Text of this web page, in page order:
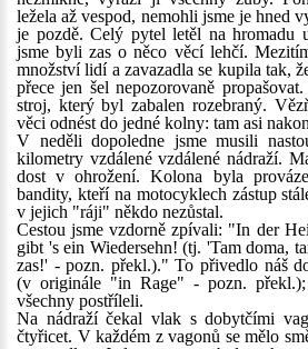
ležela až vespod, nemohli jsme je hned
je pozdě. Celý pytel letěl na hromadu
jsme byli zas o něco věcí lehčí.
množství lidí a zavazadla se kupila tak,
přece jen šel nepozorovaně
stroj, který byl zabalen rozebraný.
věci odnést do jedné kolny: tam asi
V neděli dopoledne jsme musili
kilometry vzdálené vzdálené nádraží.
dost v ohrožení. Kolona byla
bandity, kteří na motocyklech zástup
v jejich "ráji" někdo nezůstal.
Cestou jsme vzdorně zpívali: "In der
gibt 's ein Wiedersehn! (tj. 'Tam doma,
zas!' - pozn. překl.)." To přivedlo náš
(v originále "in Rage" - pozn.
všechny postříleli.
Na nádraží čekal vlak s dobytčími
čtyřicet. V každém z vagonů se mělo